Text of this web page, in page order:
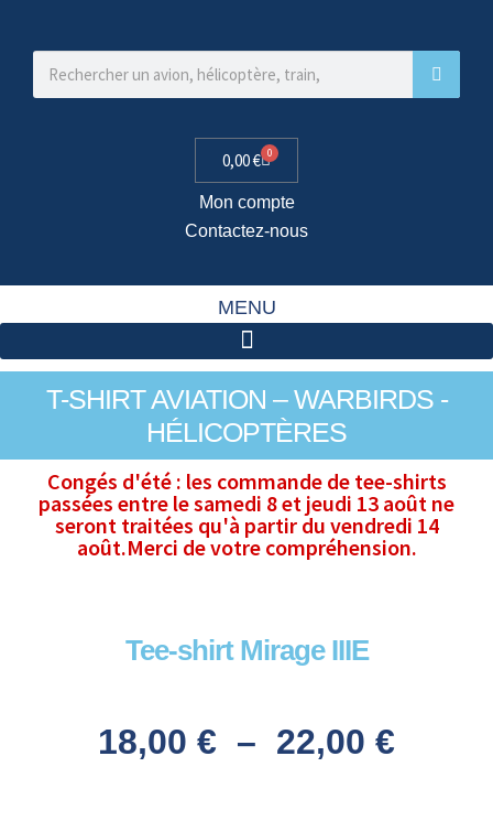
0,00€ 0
Mon compte
Contactez-nous
MENU
T-SHIRT AVIATION – WARBIRDS -
HÉLICOPTÈRES
Congés d'été : les commande de tee-shirts
passées entre le samedi 8 et jeudi 13 août ne
seront traitées qu'à partir du vendredi 14
août.Merci de votre compréhension.
Tee-shirt Mirage IIIE
18,00 € – 22,00 €